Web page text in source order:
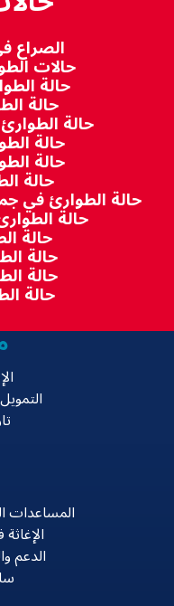
الصراع
حالات
حالة
حالة
حالة
حالة
حالة
حالة
حالة الطوارئ في
حالة
حالة
حالة
حالة
حالة
المساعدات
الدعم